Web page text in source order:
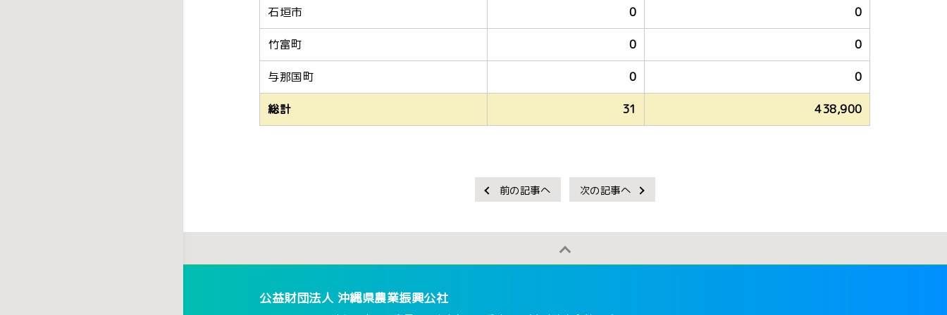
石垣市 0 0
竹富町 0 0
与那国町 0 0
総計 31 438,900
前の記事へ 次の記事へ
公益財団法人 沖縄県農業振興公社